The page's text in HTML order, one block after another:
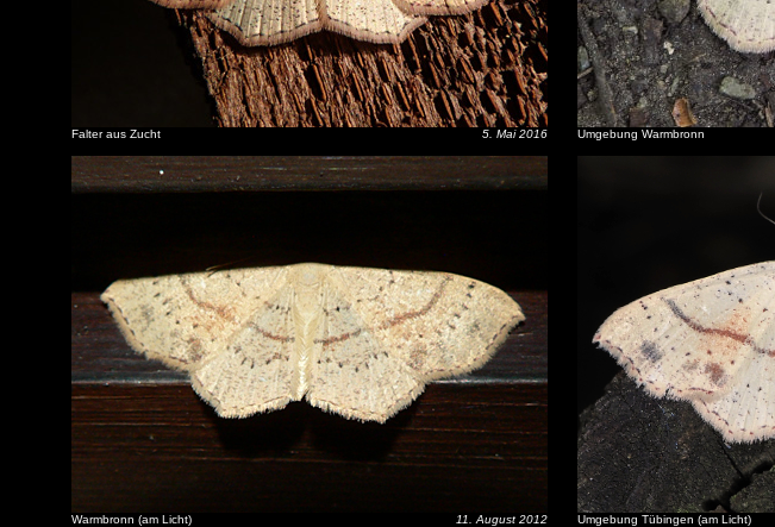
Falter aus Zucht 5. Mai 2016
Warmbronn (am Licht) 11. August 2012
Umgebung Warmbronn
Umgebung Tübingen (am Licht)